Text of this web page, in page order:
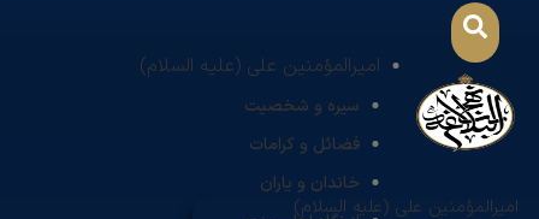
امیرالمؤمنین علی (علیه السلام)
سیره و شخصیت
فضائل و کرامات
خاندان و یاران
امیرالمؤمنین علی (علیه السلام)